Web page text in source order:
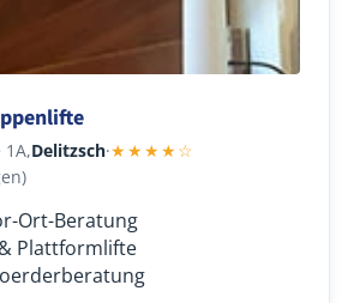
Delitzsch·★★★★☆
Ort-Beratung
Plattformlifte